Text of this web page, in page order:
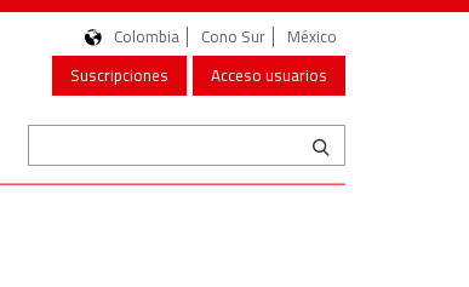
Colombia Cono Sur
México
Suscripciones
Acceso usuarios